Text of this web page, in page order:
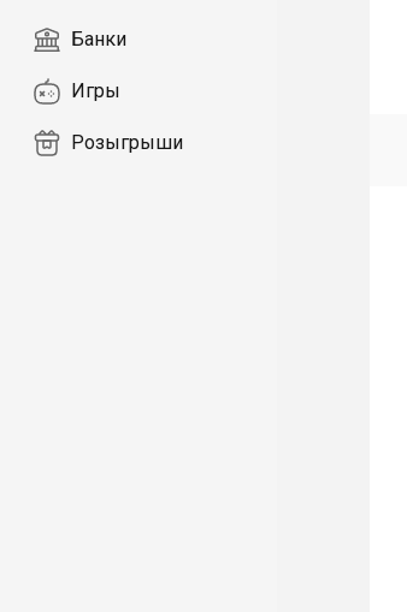
Банки
Игры
Розыгрыши